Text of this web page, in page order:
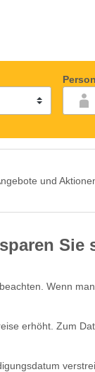
und
Sie
Wenn
erhöht. Zum